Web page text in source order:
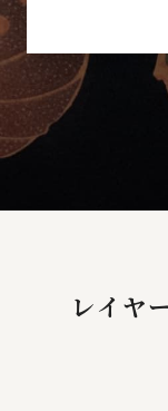
レイヤ